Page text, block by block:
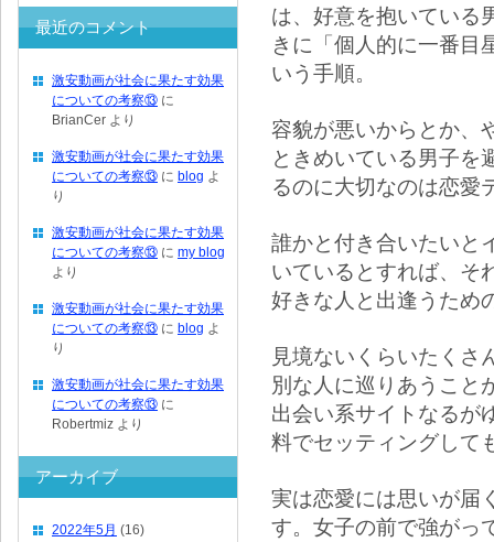
は、好意を抱いている
きに「個人的に一番目
いう手順。
容貌が悪いからとか、
ときめいている男子を
るのに大切なのは恋愛
誰かと付き合いたいと
いているとすれば、そ
好きな人と出逢うため
見境ないくらいたくさ
別な人に巡りあうこと
出会い系サイトなるが
料でセッティングして
実は恋愛には思いが届
す。女子の前で強がっ
最近のコメント
激安動画が社会に果たす効果
についての考察⑬ に
BrianCer より
激安動画が社会に果たす効果
についての考察⑬ に blog よ
り
激安動画が社会に果たす効果
についての考察⑬ に my blog
より
激安動画が社会に果たす効果
についての考察⑬ に blog よ
り
激安動画が社会に果たす効果
についての考察⑬ に
Robertmiz より
アーカイブ
2022年5月 (16)